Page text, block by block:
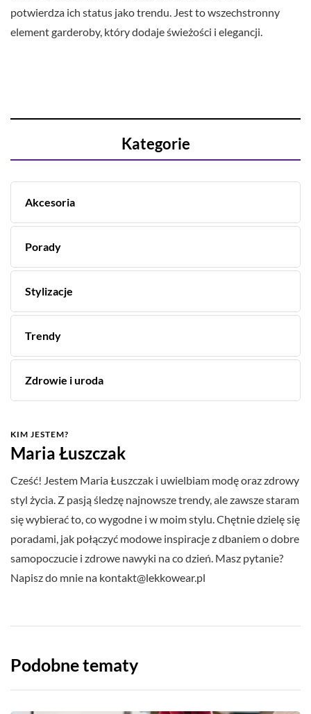
potwierdza ich status jako trendu. Jest to wszechstronny
element garderoby, który dodaje świeżości i elegancji.
Kategorie
Akcesoria
Porady
Stylizacje
Trendy
Zdrowie i uroda
KIM JESTEM?
Maria Łuszczak
Cześć! Jestem Maria Łuszczak i uwielbiam modę oraz zdrowy
styl życia. Z pasją śledzę najnowsze trendy, ale zawsze staram
się wybierać to, co wygodne i w moim stylu. Chętnie dzielę się
poradami, jak połączyć modowe inspiracje z dbaniem o dobre
samopoczucie i zdrowe nawyki na co dzień. Masz pytanie?
Napisz do mnie na kontakt@lekkowear.pl
Podobne tematy